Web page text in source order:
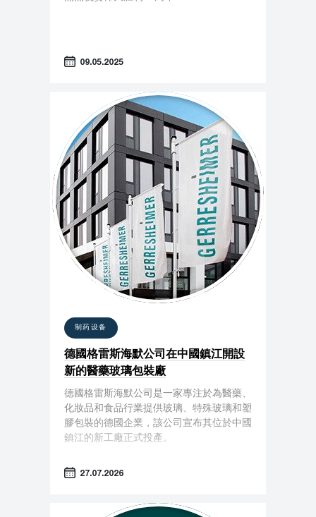
09.05.2025
制药设备
德國格雷斯海默公司在中國鎮江開設
新的醫藥玻璃包裝廠
德國格雷斯海默公司是一家專注於為醫藥、
化妝品和食品行業提供玻璃、特殊玻璃和塑
膠包裝的德國企業，該公司宣布其位於中國
鎮江的新工廠正式投產。
27.07.2026